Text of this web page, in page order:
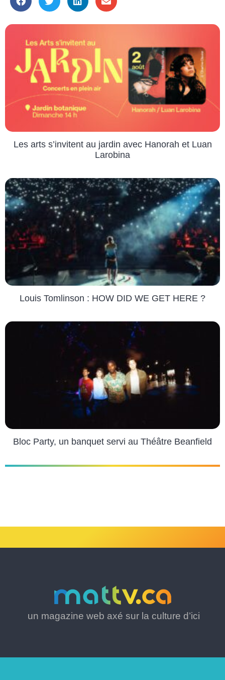
Les arts s’invitent au jardin avec Hanorah et Luan
Larobina
Louis Tomlinson : HOW DID WE GET HERE ?
Bloc Party, un banquet servi au Théâtre Beanfield
un magazine web axé sur la culture d’ici